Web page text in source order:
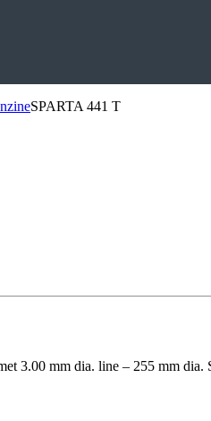
SPARTA 441 T
3.00 mm dia. line – 255 mm dia.